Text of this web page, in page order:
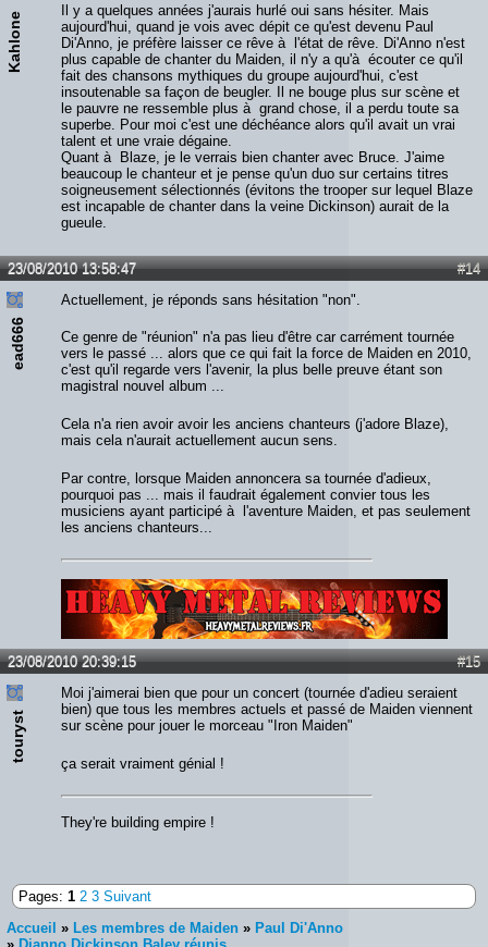
Kahlone
Il y a quelques années j'aurais hurlé oui sans hésiter. Mais
aujourd'hui, quand je vois avec dépit ce qu'est devenu Paul
Di'Anno, je préfère laisser ce rêve à l'état de rêve. Di'Anno n'est
plus capable de chanter du Maiden, il n'y a qu'à écouter ce qu'il
fait des chansons mythiques du groupe aujourd'hui, c'est
insoutenable sa façon de beugler. Il ne bouge plus sur scène et
le pauvre ne ressemble plus à grand chose, il a perdu toute sa
superbe. Pour moi c'est une déchéance alors qu'il avait un vrai
talent et une vraie dégaine.
Quant à Blaze, je le verrais bien chanter avec Bruce. J'aime
beaucoup le chanteur et je pense qu'un duo sur certains titres
soigneusement sélectionnés (évitons the trooper sur lequel Blaze
est incapable de chanter dans la veine Dickinson) aurait de la
gueule.
#14
23/08/2010 13:58:47
ead666
Actuellement, je réponds sans hésitation "non".
Ce genre de "réunion" n'a pas lieu d'être car carrément tournée
vers le passé ... alors que ce qui fait la force de Maiden en 2010,
c'est qu'il regarde vers l'avenir, la plus belle preuve étant son
magistral nouvel album ...
Cela n'a rien avoir avoir les anciens chanteurs (j'adore Blaze),
mais cela n'aurait actuellement aucun sens.
Par contre, lorsque Maiden annoncera sa tournée d'adieux,
pourquoi pas ... mais il faudrait également convier tous les
musiciens ayant participé à l'aventure Maiden, et pas seulement
les anciens chanteurs...
Lien :http://heavymetalreviews.fr/
#15
23/08/2010 20:39:15
touryst
Moi j'aimerai bien que pour un concert (tournée d'adieu seraient
bien) que tous les membres actuels et passé de Maiden viennent
sur scène pour jouer le morceau "Iron Maiden"
ça serait vraiment génial !
They're building empire !
Pages: 1 2 3 Suivant
Accueil » Les membres de Maiden » Paul Di'Anno